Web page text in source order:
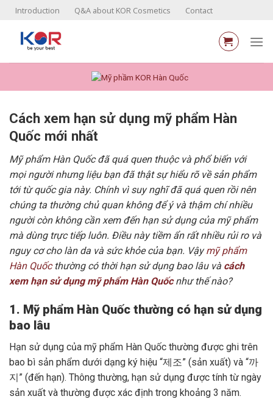
Skip
content
Introduction Q&A about KOR Cosmetics Contact
Cách xem hạn sử dụng mỹ phẩm Hàn
Quốc mới nhất
Mỹ phẩm Hàn Quốc đã quá quen thuộc và phổ biến với
mọi người nhưng liệu bạn đã thật sự hiểu rõ về sản phẩm
tới từ quốc gia này. Chính vì suy nghĩ đã quá quen rồi nên
chúng ta thường chủ quan không để ý và thậm chí nhiều
người còn không cần xem đến hạn sử dụng của mỹ phẩm
mà dùng trực tiếp luôn. Điều này tiềm ẩn rất nhiều rủi ro và
nguy cơ cho làn da và sức khỏe của bạn. Vậymỹ phẩm
Hàn Quốcthường có thời hạn sử dụng bao lâu và cách
xem hạn sử dụng mỹ phẩm Hàn Quốcnhư thế nào?
1. Mỹ phẩm Hàn Quốc thường có hạn sử dụng
bao lâu
Hạn sử dụng của mỹ phẩm Hàn Quốc thường được ghi trên
bao bì sản phẩm dưới dạng ký hiệu “제조” (sản xuất) và “까
지” (đến hạn). Thông thường, hạn sử dụng được tính từ ngày
sản xuất và thường được xác định trong khoảng 3 năm.